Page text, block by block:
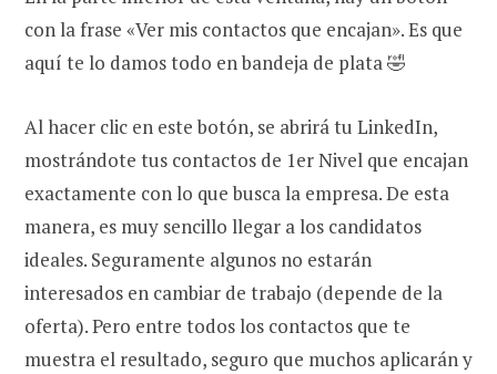
con la frase «Ver mis contactos que encajan». Es que
aquí te lo damos todo en bandeja de plata 🤣
Al hacer clic en este botón, se abrirá tu LinkedIn,
mostrándote tus contactos de 1er Nivel que encajan
exactamente con lo que busca la empresa. De esta
manera, es muy sencillo llegar a los candidatos
ideales. Seguramente algunos no estarán
interesados en cambiar de trabajo (depende de la
oferta). Pero entre todos los contactos que te
muestra el resultado, seguro que muchos aplicarán y